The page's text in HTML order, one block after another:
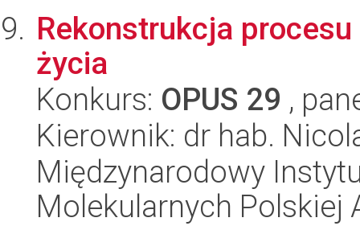
Rekonstrukcja
życia
Konkurs: OPUS 29 ,
Kierownik: dr hab.
Międzynarodowy
Molekularnych Polskiej